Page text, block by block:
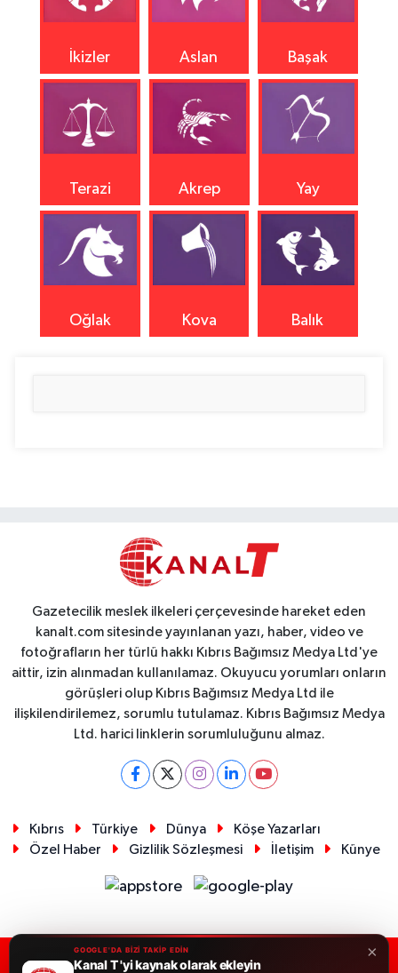
İkizler Aslan Başak
Terazi Akrep Yay
Oğlak Kova Balık
Gazetecilik meslek ilkeleri çerçevesinde hareket eden
kanalt.com sitesinde yayınlanan yazı, haber, video ve
fotoğrafların her türlü hakkı Kıbrıs Bağımsız Medya Ltd'ye
aittir, izin alınmadan kullanılamaz. Okuyucu yorumları onların
görüşleri olup Kıbrıs Bağımsız Medya Ltd ile
ilişkilendirilemez, sorumlu tutulamaz. Kıbrıs Bağımsız Medya
Ltd. harici linklerin sorumluluğunu almaz.
Kıbrıs Türkiye Dünya
Köşe Yazarları
Özel Haber
Gizlilik Sözleşmesi İletişim Künye
RSS Copyright © 2026. Her hakkı saklıdır.
×
GOOGLE'DA BİZİ TAKİP EDİN
Kanal T 'yi kaynak olarak ekleyin